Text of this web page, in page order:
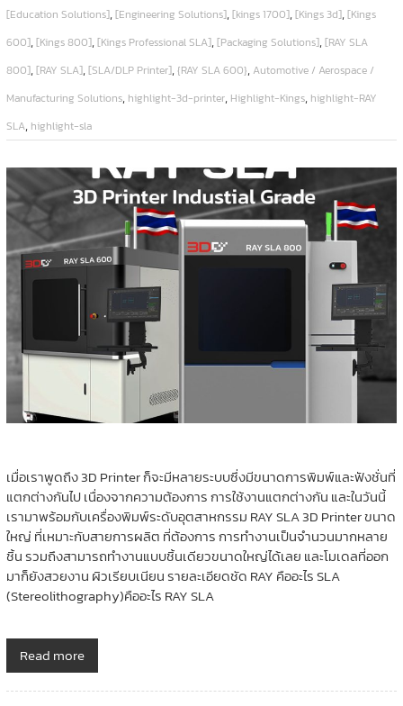
[Education Solutions],[Engineering Solutions],[kings 1700],[Kings 3d],[Kings
600],[Kings 800],[Kings Professional SLA],[Packaging Solutions],[RAY SLA
800],[RAY SLA],[SLA/DLP Printer],{RAY SLA 600}, Automotive / Aerospace /
Manufacturing Solutions, highlight-3d-printer, Highlight-Kings, highlight-RAY
SLA, highlight-sla
เมื่อเราพูดถึง 3D Printer ก็จะมีหลายระบบซึ่งมีขนาดการพิมพ์และฟังชั่นที่
แตกต่างกันไป เนื่องจากความต้องการ การใช้งานแตกต่างกัน และในวันนี้
เรามาพร้อมกับเครื่องพิมพ์ระดับอุตสาหกรรม RAY SLA 3D Printer ขนาด
ใหญ่ ที่เหมาะกับสายการผลิต ที่ต้องการ การทำงานเป็นจำนวนมากหลาย
ชิ้น รวมถึงสามารถทำงานแบบชิ้นเดียวขนาดใหญ่ได้เลย และโมเดลที่ออก
มาก็ยังสวยงาน ผิวเรียบเนียน รายละเอียดชัด RAY คืออะไร SLA
(Stereolithography)คืออะไร RAY SLA
Read more